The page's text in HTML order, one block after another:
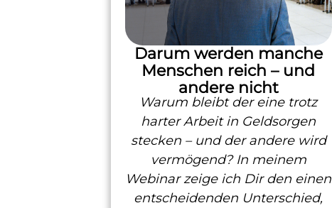
Darum werden manche
Menschen reich – und
andere nicht
Warum bleibt der eine trotz
harter Arbeit in Geldsorgen
stecken – und der andere wird
vermögend? In meinem
Webinar zeige ich Dir den einen
entscheidenden Unterschied,